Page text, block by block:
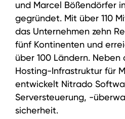
und Marcel Bößendörfer
gegründet. Mit über 110
das Unternehmen zehn
fünf Kontinenten und
über 100 Ländern.
Hosting-Infrastruktur für
entwickelt Nitrado
Serversteuerung, -
sicherheit.